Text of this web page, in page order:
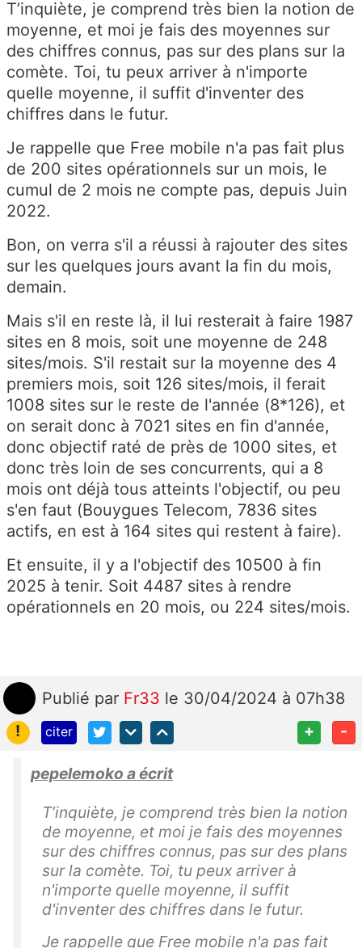
T’inquiète, je comprend très bien la notion de
moyenne, et moi je fais des moyennes sur
des chiffres connus, pas sur des plans sur la
comète. Toi, tu peux arriver à n'importe
quelle moyenne, il suffit d'inventer des
chiffres dans le futur.
Je rappelle que Free mobile n'a pas fait plus
de 200 sites opérationnels sur un mois, le
cumul de 2 mois ne compte pas, depuis Juin
2022.
Bon, on verra s'il a réussi à rajouter des sites
sur les quelques jours avant la fin du mois,
demain.
Mais s'il en reste là, il lui resterait à faire 1987
sites en 8 mois, soit une moyenne de 248
sites/mois. S'il restait sur la moyenne des 4
premiers mois, soit 126 sites/mois, il ferait
1008 sites sur le reste de l'année (8*126), et
on serait donc à 7021 sites en fin d'année,
donc objectif raté de près de 1000 sites, et
donc très loin de ses concurrents, qui a 8
mois ont déjà tous atteints l'objectif, ou peu
s'en faut (Bouygues Telecom, 7836 sites
actifs, en est à 164 sites qui restent à faire).
Et ensuite, il y a l'objectif des 10500 à fin
2025 à tenir. Soit 4487 sites à rendre
opérationnels en 20 mois, ou 224 sites/mois.
Publié par Fr33 le 30/04/2024 à 07h38
!
citer + -
pepelemoko a écrit
T’inquiète, je comprend très bien la notion
de moyenne, et moi je fais des moyennes
sur des chiffres connus, pas sur des plans
sur la comète. Toi, tu peux arriver à
n'importe quelle moyenne, il suffit
d'inventer des chiffres dans le futur.
Je rappelle que Free mobile n'a pas fait